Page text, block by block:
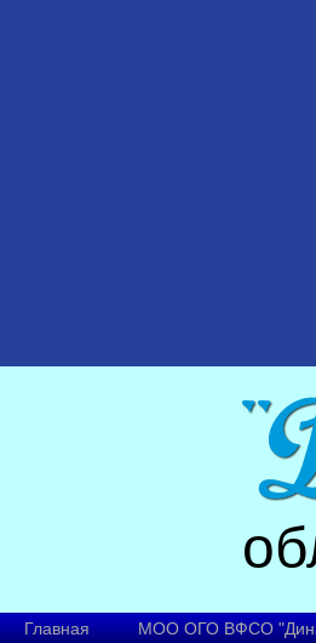
Главная МОО ОГО ВФСО